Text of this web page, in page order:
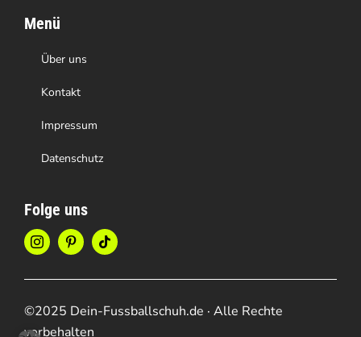
Menü
Über uns
Kontakt
Impressum
Datenschutz
Folge uns
©2025 Dein-Fussballschuh.de · Alle Rechte
vorbehalten